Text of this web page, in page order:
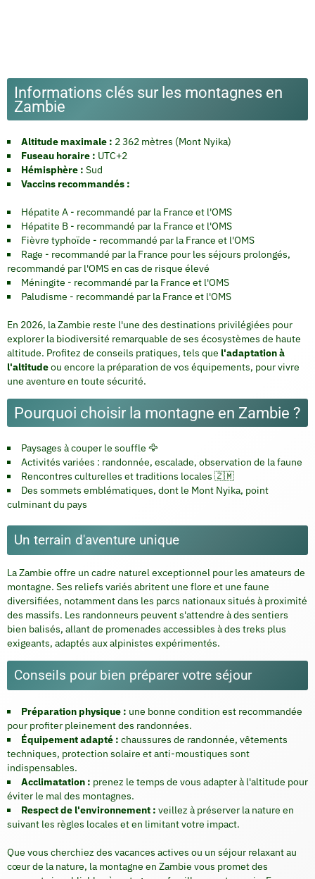
Informations clés sur les montagnes en
Zambie
Altitude maximale : 2 362 mètres (Mont Nyika)
Fuseau horaire : UTC+2
Hémisphère : Sud
Vaccins recommandés :
Hépatite A - recommandé par la France et l'OMS
Hépatite B - recommandé par la France et l'OMS
Fièvre typhoïde - recommandé par la France et l'OMS
Rage - recommandé par la France pour les séjours prolongés,
recommandé par l'OMS en cas de risque élevé
Méningite - recommandé par la France et l'OMS
Paludisme - recommandé par la France et l'OMS
En 2026, la Zambie reste l'une des destinations privilégiées pour
explorer la biodiversité remarquable de ses écosystèmes de haute
altitude. Profitez de conseils pratiques, tels que l'adaptation à
l'altitudeou encore la préparation de vos équipements, pour vivre
une aventure en toute sécurité.
Pourquoi choisir la montagne en Zambie ?
Paysages à couper le souffle 🦅
Activités variées : randonnée, escalade, observation de la faune
Rencontres culturelles et traditions locales 🇿🇲
Des sommets emblématiques, dont le Mont Nyika, point
culminant du pays
Un terrain d'aventure unique
La Zambie offre un cadre naturel exceptionnel pour les amateurs de
montagne. Ses reliefs variés abritent une flore et une faune
diversifiées, notamment dans les parcs nationaux situés à proximité
des massifs. Les randonneurs peuvent s'attendre à des sentiers
bien balisés, allant de promenades accessibles à des treks plus
exigeants, adaptés aux alpinistes expérimentés.
Conseils pour bien préparer votre séjour
Préparation physique : une bonne condition est recommandée
pour profiter pleinement des randonnées.
Équipement adapté : chaussures de randonnée, vêtements
techniques, protection solaire et anti-moustiques sont
indispensables.
Acclimatation : prenez le temps de vous adapter à l'altitude pour
éviter le mal des montagnes.
Respect de l'environnement : veillez à préserver la nature en
suivant les règles locales et en limitant votre impact.
Que vous cherchiez des vacances actives ou un séjour relaxant au
cœur de la nature, la montagne en Zambie vous promet des